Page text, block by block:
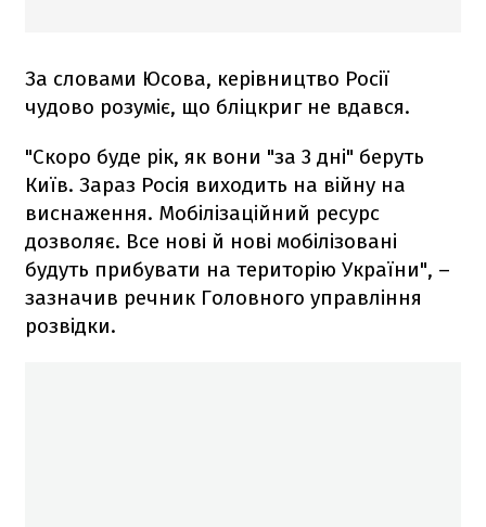
За словами Юсова, керівництво Росії
чудово розуміє, що бліцкриг не вдався.
"Скоро буде рік, як вони "за 3 дні" беруть
Київ. Зараз Росія виходить на війну на
виснаження. Мобілізаційний ресурс
дозволяє. Все нові й нові мобілізовані
будуть прибувати на територію України", –
зазначив речник Головного управління
розвідки.